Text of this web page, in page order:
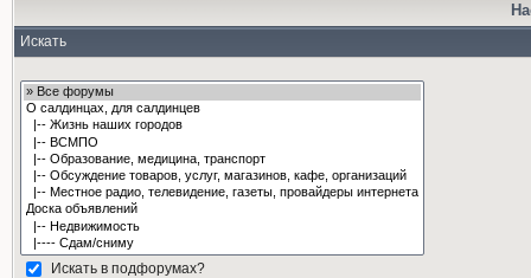
Искать
Искать в подфорумах?